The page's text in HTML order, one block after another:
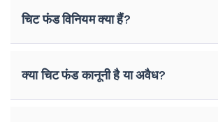
चिट फंड विनियम क्या हैं?
क्या चिट फंड कानूनी है या अवैध?